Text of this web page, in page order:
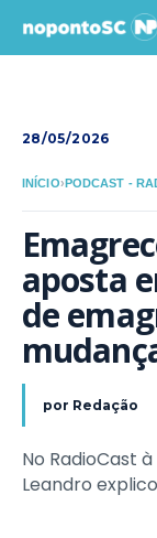
28/05/2026
INÍCIO›PODCAST -
aposta
de
por Redação
No RadioCast
Leandro